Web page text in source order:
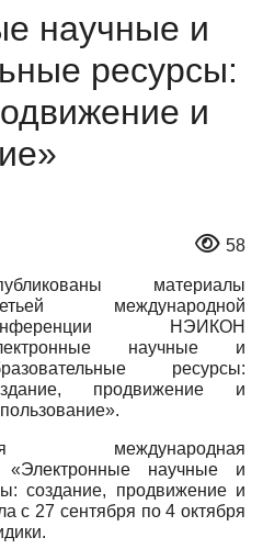
научные и
ресурсы:
и
58
материалы
международной
НЭИКОН
научные и
ресурсы:
продвижение и
я международная
научные и
создание, продвижение и
с 27 сентября по 4 октября